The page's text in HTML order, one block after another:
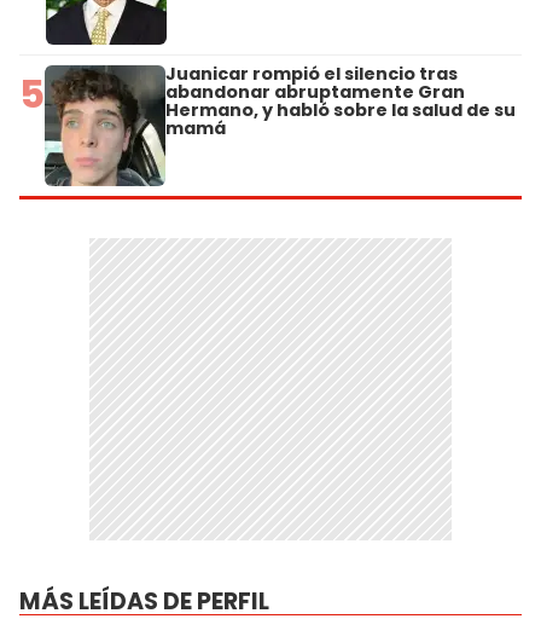
5 Juanicar rompió el silencio tras
abandonar abruptamente Gran
Hermano, y habló sobre la salud de su
mamá
MÁS LEÍDAS DE PERFIL